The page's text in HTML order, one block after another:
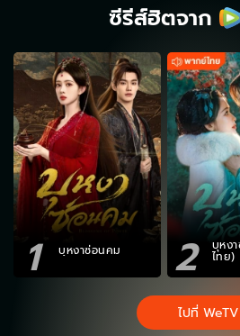
ซีรีส์ฮิตจาก
1 บุหงาซ่อนคม 2 บุหง
ไทย)
ไปที่ WeTV